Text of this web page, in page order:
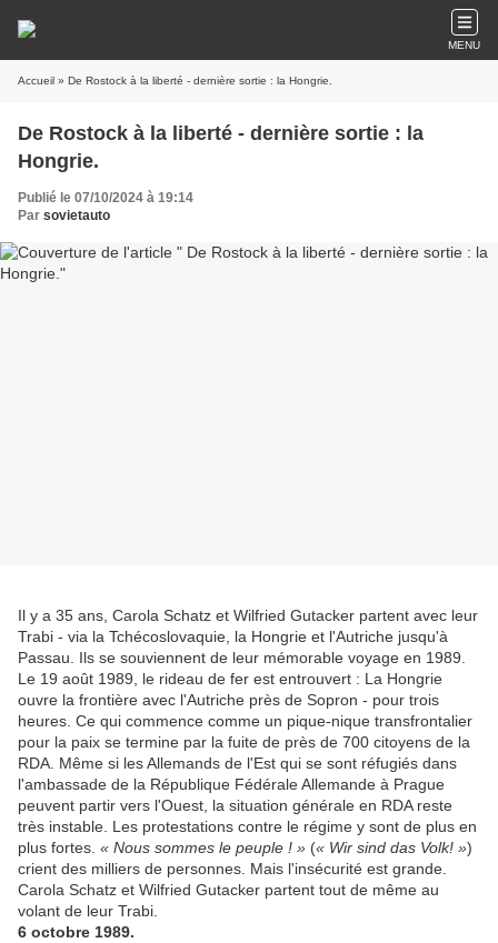
MENU
Accueil » De Rostock à la liberté - dernière sortie : la Hongrie.
De Rostock à la liberté - dernière sortie : la
Hongrie.
Publié le 07/10/2024 à 19:14
Par sovietauto
Il y a 35 ans, Carola Schatz et Wilfried Gutacker partent avec leur
Trabi - via la Tchécoslovaquie, la Hongrie et l'Autriche jusqu'à
Passau. Ils se souviennent de leur mémorable voyage en 1989.
Le 19 août 1989, le rideau de fer est entrouvert : La Hongrie
ouvre la frontière avec l'Autriche près de Sopron - pour trois
heures. Ce qui commence comme un pique-nique transfrontalier
pour la paix se termine par la fuite de près de 700 citoyens de la
RDA. Même si les Allemands de l'Est qui se sont réfugiés dans
l'ambassade de la République Fédérale Allemande à Prague
peuvent partir vers l'Ouest, la situation générale en RDA reste
très instable. Les protestations contre le régime y sont de plus en
plus fortes. « Nous sommes le peuple ! » (« Wir sind das Volk! »)
crient des milliers de personnes. Mais l'insécurité est grande.
Carola Schatz et Wilfried Gutacker partent tout de même au
volant de leur Trabi.
6 octobre 1989.